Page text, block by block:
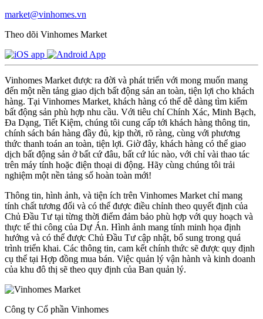
market@vinhomes.vn
Theo dõi Vinhomes Market
Vinhomes Market được ra đời và phát triển với mong muốn mang
đến một nền tảng giao dịch bất động sản an toàn, tiện lợi cho khách
hàng. Tại Vinhomes Market, khách hàng có thể dễ dàng tìm kiếm
bất động sản phù hợp nhu cầu. Với tiêu chí Chính Xác, Minh Bạch,
Đa Dạng, Tiết Kiệm, chúng tôi cung cấp tới khách hàng thông tin,
chính sách bán hàng đầy đủ, kịp thời, rõ ràng, cùng với phương
thức thanh toán an toàn, tiện lợi. Giờ đây, khách hàng có thể giao
dịch bất động sản ở bất cứ đâu, bất cứ lúc nào, với chỉ vài thao tác
trên máy tính hoặc điện thoại di động. Hãy cùng chúng tôi trải
nghiệm một nền tảng số hoàn toàn mới!
Thông tin, hình ảnh, và tiện ích trên Vinhomes Market chỉ mang
tính chất tương đối và có thể được điều chỉnh theo quyết định của
Chủ Đầu Tư tại từng thời điểm đảm bảo phù hợp với quy hoạch và
thực tế thi công của Dự Án. Hình ảnh mang tính minh họa định
hướng và có thể được Chủ Đầu Tư cập nhật, bổ sung trong quá
trình triển khai. Các thông tin, cam kết chính thức sẽ được quy định
cụ thể tại Hợp đồng mua bán. Việc quản lý vận hành và kinh doanh
của khu đô thị sẽ theo quy định của Ban quản lý.
Công ty Cổ phần Vinhomes